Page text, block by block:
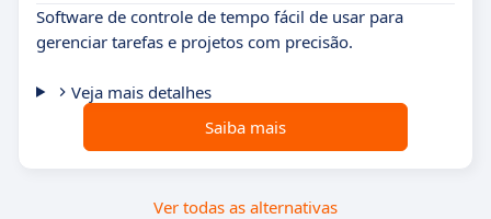
Software de controle de tempo fácil de usar para
gerenciar tarefas e projetos com precisão.
Veja mais detalhes
Saiba mais
Ver todas as alternativas